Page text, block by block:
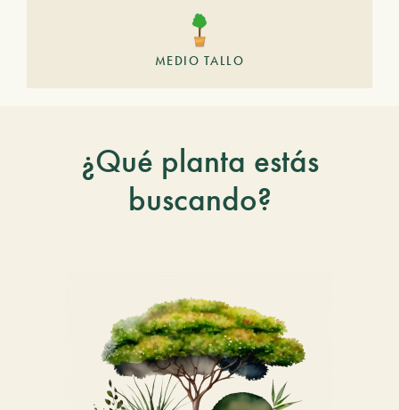
MEDIO TALLO
¿Qué planta estás
buscando?